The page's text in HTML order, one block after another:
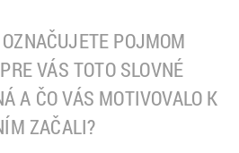
POJMOM
VÁS TOTO SLOVNÉ
A ČO VÁS MOTIVOVALO K
ZAČALI?